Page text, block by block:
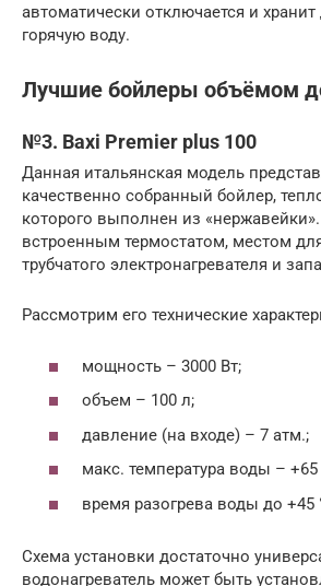
автоматически отключается и
горячую воду.
Лучшие бойлеры объёмом
№3. Baxi Premier plus 100
Данная итальянская модель
качественно собранный бойлер,
которого выполнен из
встроенным термостатом, местом
трубчатого электронагревателя и
Рассмотрим его технические
мощность – 3000 Вт;
объем – 100 л;
давление (на входе) – 7 атм.;
макс. температура воды – +65
время разогрева воды до +45
Схема установки достаточно
водонагреватель может быть